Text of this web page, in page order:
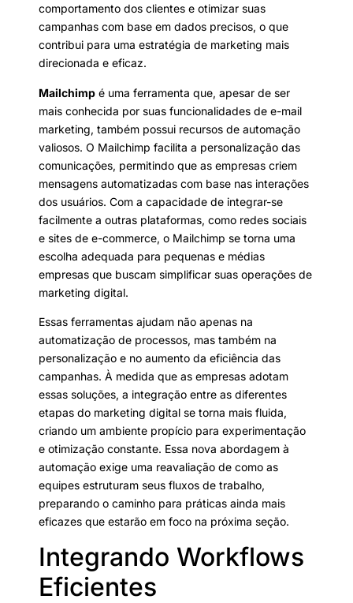
comportamento dos clientes e otimizar suas
campanhas com base em dados precisos, o que
contribui para uma estratégia de marketing mais
direcionada e eficaz.
Mailchimp é uma ferramenta que, apesar de ser
mais conhecida por suas funcionalidades de e-mail
marketing, também possui recursos de automação
valiosos. O Mailchimp facilita a personalização das
comunicações, permitindo que as empresas criem
mensagens automatizadas com base nas interações
dos usuários. Com a capacidade de integrar-se
facilmente a outras plataformas, como redes sociais
e sites de e-commerce, o Mailchimp se torna uma
escolha adequada para pequenas e médias
empresas que buscam simplificar suas operações de
marketing digital.
Essas ferramentas ajudam não apenas na
automatização de processos, mas também na
personalização e no aumento da eficiência das
campanhas. À medida que as empresas adotam
essas soluções, a integração entre as diferentes
etapas do marketing digital se torna mais fluida,
criando um ambiente propício para experimentação
e otimização constante. Essa nova abordagem à
automação exige uma reavaliação de como as
equipes estruturam seus fluxos de trabalho,
preparando o caminho para práticas ainda mais
eficazes que estarão em foco na próxima seção.
Integrando Workflows
Eficientes